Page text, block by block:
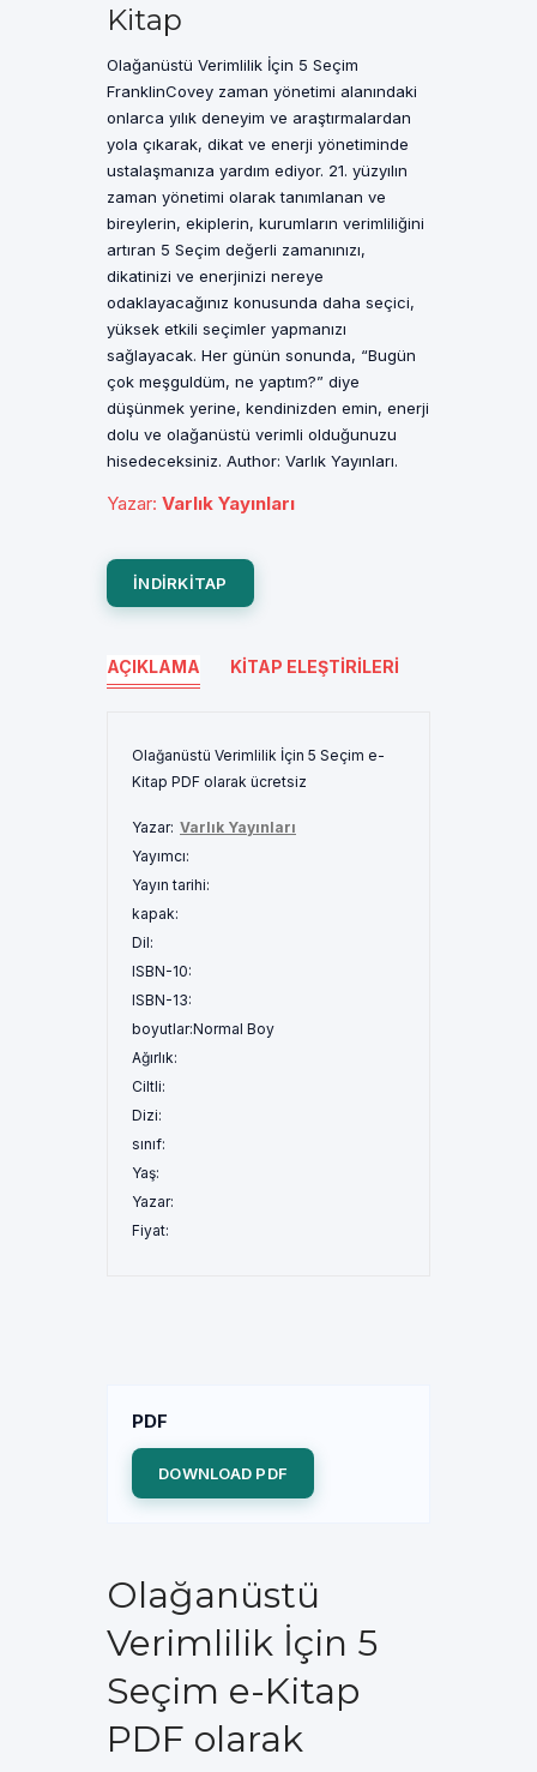
Kitap
Olağanüstü Verimlilik İçin 5 Seçim
FranklinCovey zaman yönetimi alanındaki
onlarca yılık deneyim ve araştırmalardan
yola çıkarak, dikat ve enerji yönetiminde
ustalaşmanıza yardım ediyor. 21. yüzyılın
zaman yönetimi olarak tanımlanan ve
bireylerin, ekiplerin, kurumların verimliliğini
artıran 5 Seçim değerli zamanınızı,
dikatinizi ve enerjinizi nereye
odaklayacağınız konusunda daha seçici,
yüksek etkili seçimler yapmanızı
sağlayacak. Her günün sonunda, “Bugün
çok meşguldüm, ne yaptım?” diye
düşünmek yerine, kendinizden emin, enerji
dolu ve olağanüstü verimli olduğunuzu
hisedeceksiniz. Author: Varlık Yayınları.
Yazar: Varlık Yayınları
INDIRKITAP
AÇIKLAMA KITAP ELEŞTIRILERI
Olağanüstü Verimlilik İçin 5 Seçim e-
Kitap PDF olarak ücretsiz
Yazar: Varlık Yayınları
Yayımcı:
Yayın tarihi:
kapak:
Dil:
ISBN-10:
ISBN-13:
boyutlar:Normal Boy
Ağırlık:
Ciltli:
Dizi:
sınıf:
Yaş:
Yazar:
Fiyat:
PDF
DOWNLOAD PDF
Olağanüstü
Verimlilik İçin 5
Seçim e-Kitap
PDF olarak